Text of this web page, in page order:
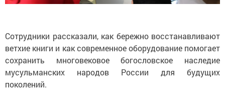
Сотрудники рассказали, как бережно восстанавливают
ветхие книги и как современное оборудование помогает
сохранить многовековое богословское наследие
мусульманских народов России для будущих
поколений.